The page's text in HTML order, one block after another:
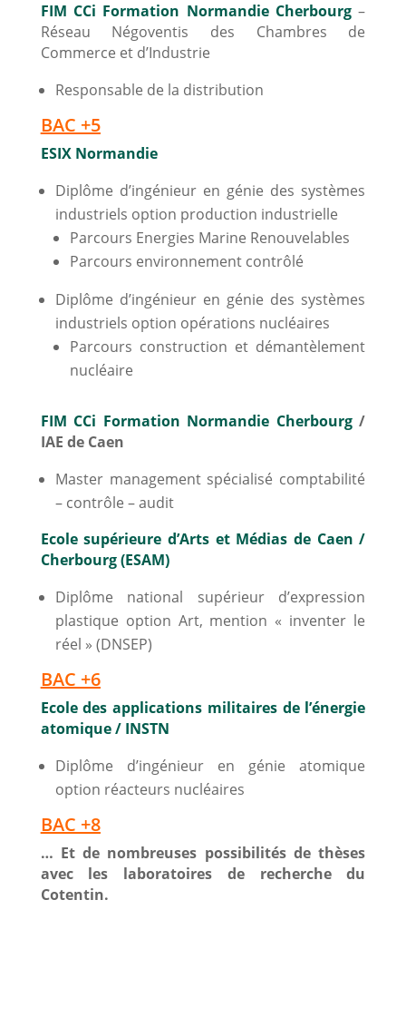
FIM CCi Formation Normandie Cherbourg–
Réseau Négoventis des Chambres de
Commerce et d’Industrie
Responsable de la distribution
BAC +5
ESIX Normandie
Diplôme d’ingénieur en génie des systèmes
industriels option production industrielle
Parcours Energies Marine Renouvelables
Parcours environnement contrôlé
Diplôme d’ingénieur en génie des systèmes
industriels option opérations nucléaires
Parcours construction et démantèlement
nucléaire
FIM CCi Formation Normandie Cherbourg/
IAE de Caen
Master management spécialisé comptabilité
– contrôle – audit
Ecole supérieure d’Arts et Médias de Caen /
Cherbourg (ESAM)
Diplôme national supérieur d’expression
plastique option Art, mention « inventer le
réel » (DNSEP)
BAC +6
Ecole des applications militaires de l’énergie
atomique / INSTN
Diplôme d’ingénieur en génie atomique
option réacteurs nucléaires
BAC +8
… Et de nombreuses possibilités de thèses
avec les laboratoires de recherche du
Cotentin.